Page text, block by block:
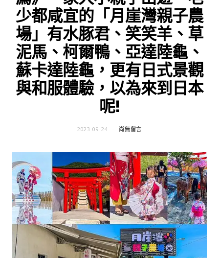
少都咸宜的「月崖灣親子農
場」有水豚君、笑笑羊、草
泥馬、柯爾鴨、亞達陸龜、
蘇卡達陸龜，更有日式景觀
與和服體驗，以為來到日本
呢!
2023-09-24 尚無留言